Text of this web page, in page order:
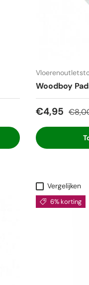
Woodboy
€4,95
Vergelijken
6% korting